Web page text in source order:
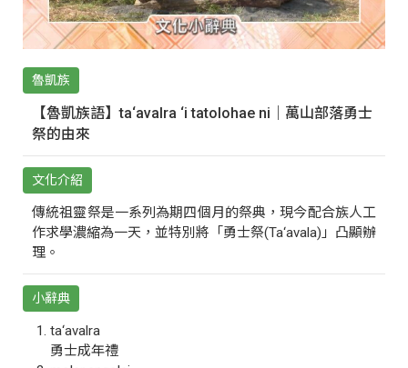
魯凱族
【魯凱族語】ta‘avalra ‘i tatolohae ni｜萬山部落勇士
祭的由來
文化介紹
傳統祖靈祭是一系列為期四個月的祭典，現今配合族人工
作求學濃縮為一天，並特別將「勇士祭(Ta‘avala)」凸顯辦
理。
小辭典
ta‘avalra
勇士成年禮